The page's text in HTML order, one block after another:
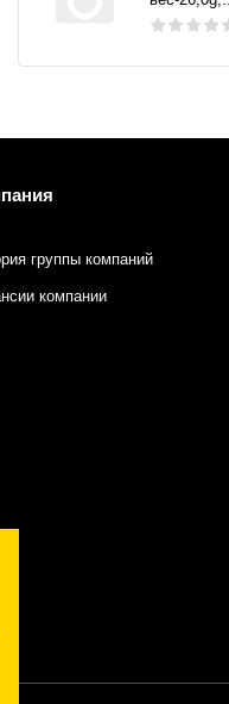
группы компаний
компании